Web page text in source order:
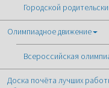
Городской
Олимпиадное движение
Всероссийская
Доска почёта лучших